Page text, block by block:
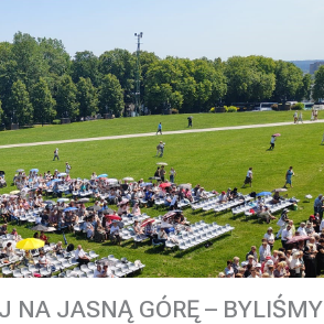
NA JASNĄ GÓRĘ – BYLIŚMY